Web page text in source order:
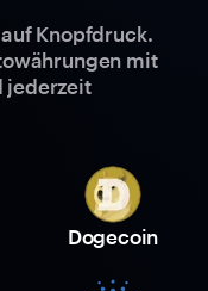
Knopfdruck.
mit
jederzeit
Dogecoin